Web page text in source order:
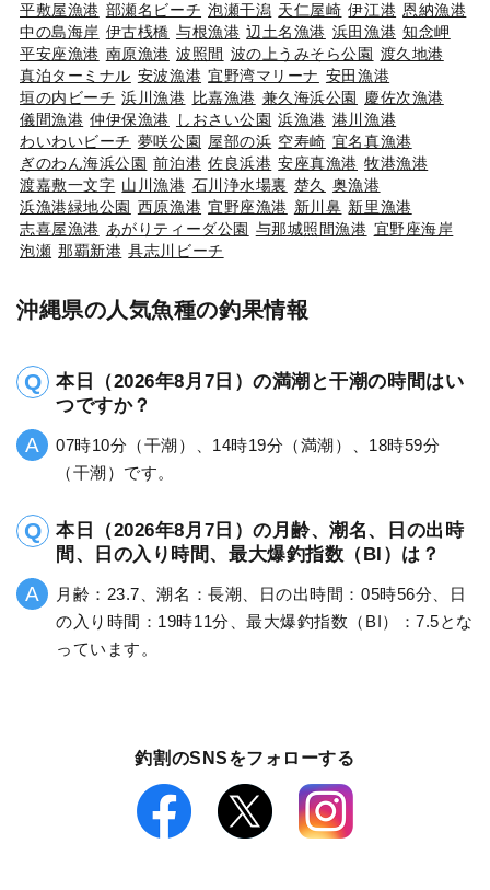
平敷屋漁港 部瀬名ビーチ 泡瀬干潟 天仁屋崎 伊江港 恩納漁港
中の島海岸 伊古桟橋 与根漁港 辺土名漁港 浜田漁港 知念岬
平安座漁港 南原漁港 波照間 波の上うみそら公園 渡久地港
真泊ターミナル 安波漁港 宜野湾マリーナ 安田漁港
垣の内ビーチ 浜川漁港 比嘉漁港 兼久海浜公園
慶佐次漁港
儀間漁港 仲伊保漁港 しおさい公園 浜漁港 港川漁港
わいわいビーチ 夢咲公園 屋部の浜 空寿崎 宜名真漁港
ぎのわん海浜公園 前泊港 佐良浜港 安座真漁港 牧港漁港
渡嘉敷一文字 山川漁港 石川浄水場裏 楚久
奥漁港
浜漁港緑地公園 西原漁港 宜野座漁港 新川鼻 新里漁港
志喜屋漁港 あがりティーダ公園 与那城照間漁港 宜野座海岸
泡瀬 那覇新港 具志川ビーチ
沖縄県の人気魚種の釣果情報
本日（2026年8月7日）の満潮と干潮の時間はい
つですか？
07時10分（干潮）、14時19分（満潮）、18時59分
（干潮）です。
本日（2026年8月7日）の月齢、潮名、日の出時
間、日の入り時間、最大爆釣指数（BI）は？
月齢：23.7、潮名：長潮、日の出時間：05時56分、日
の入り時間：19時11分、最大爆釣指数（BI）：7.5とな
っています。
釣割のSNSをフォローする